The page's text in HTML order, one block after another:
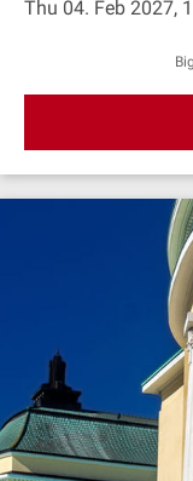
Thu 04. Feb 2027,